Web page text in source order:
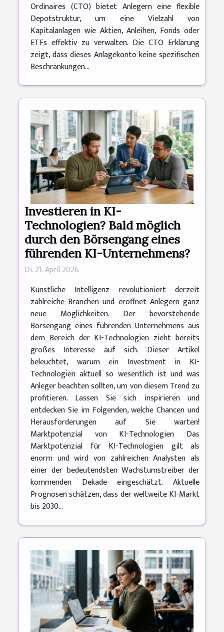
Ordinaires (CTO) bietet Anlegern eine flexible
Depotstruktur, um eine Vielzahl von
Kapitalanlagen wie Aktien, Anleihen, Fonds oder
ETFs effektiv zu verwalten. Die CTO Erklärung
zeigt, dass dieses Anlagekonto keine spezifischen
Beschränkungen...
Investieren in KI-
Technologien? Bald möglich
durch den Börsengang eines
führenden KI-Unternehmens?
Di. 21. April 2026
Künstliche Intelligenz revolutioniert derzeit
zahlreiche Branchen und eröffnet Anlegern ganz
neue Möglichkeiten. Der bevorstehende
Börsengang eines führenden Unternehmens aus
dem Bereich der KI-Technologien zieht bereits
großes Interesse auf sich. Dieser Artikel
beleuchtet, warum ein Investment in KI-
Technologien aktuell so wesentlich ist und was
Anleger beachten sollten, um von diesem Trend zu
profitieren. Lassen Sie sich inspirieren und
entdecken Sie im Folgenden, welche Chancen und
Herausforderungen auf Sie warten!
Marktpotenzial von KI-Technologien Das
Marktpotenzial für KI-Technologien gilt als
enorm und wird von zahlreichen Analysten als
einer der bedeutendsten Wachstumstreiber der
kommenden Dekade eingeschätzt. Aktuelle
Prognosen schätzen, dass der weltweite KI-Markt
bis 2030...